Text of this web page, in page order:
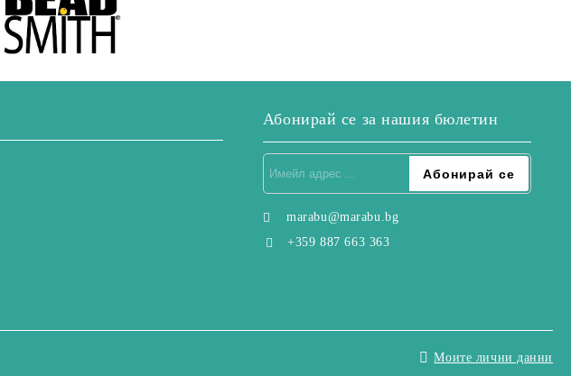
Абонирай се за нашия бюлетин
marabu@marabu.bg
+359 887 663 363
Моите лични данни